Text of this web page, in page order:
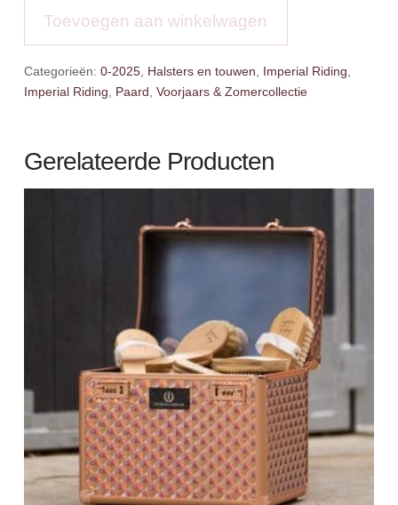
aantalToevoegen aan winkelwagen
Categorieën: 0-2025, Halsters en touwen Imperial Riding
Imperial Riding
Paard Voorjaars & Zomercollectie
Gerelateerde Producten